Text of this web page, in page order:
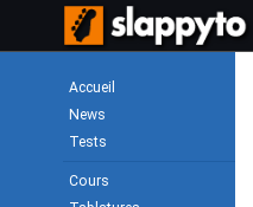
Accueil
News
Tests
Cours